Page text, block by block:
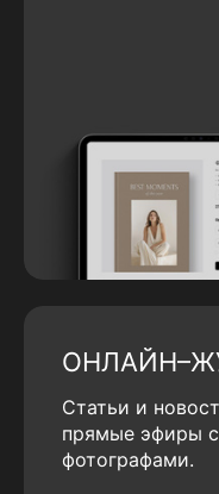
Статьи и
прямые эфиры
фотографами.